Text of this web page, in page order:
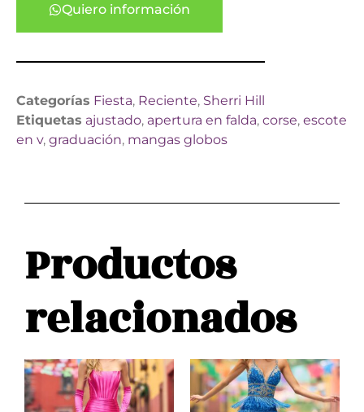
Quiero información
Categorías Fiesta, Reciente, Sherri Hill
Etiquetas ajustado, apertura en falda, corse, escote
en v, graduación, mangas globos
Productos
relacionados